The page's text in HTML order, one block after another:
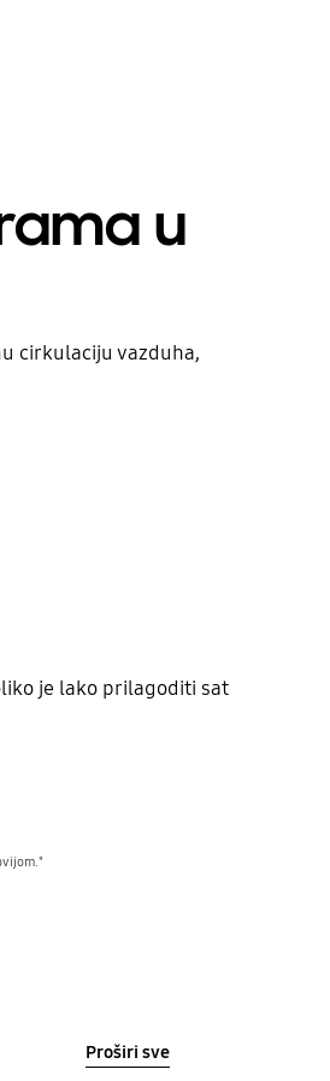
u
cirkulaciju vazduha,
je lako prilagoditi sat
Proširi sve